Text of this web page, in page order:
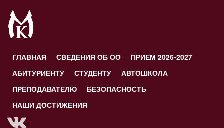
ГЛАВНАЯ СВЕДЕНИЯ ОБ ОО
ПРИЕМ 2026-2027
АБИТУРИЕНТУ
СТУДЕНТУ
АВТОШКОЛА
ПРЕПОДАВАТЕЛЮ
БЕЗОПАСНОСТЬ
НАШИ ДОСТИЖЕНИЯ